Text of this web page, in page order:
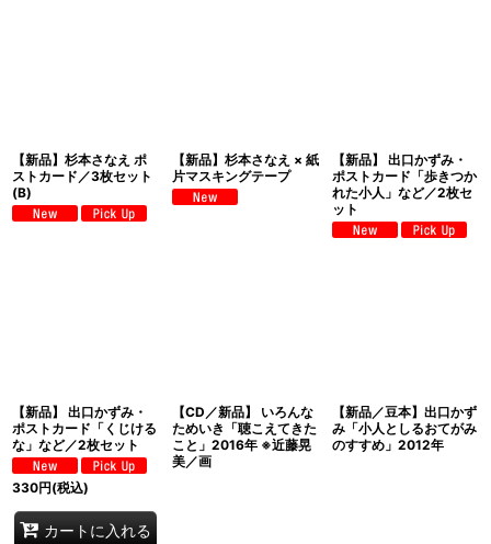
【新品】杉本さなえ ポ
ストカード／3枚セット
(B)
【新品】杉本さなえ × 紙
片マスキングテープ
【新品】 出口かずみ・
ポストカード「歩きつか
れた小人」など／2枚セ
ット
【新品】 出口かずみ・
ポストカード「くじける
な」など／2枚セット
330円(税込)
カートに入れる
【CD／新品】 いろんな
ためいき「聴こえてきた
こと」2016年 ※近藤晃
美／画
【新品／豆本】出口かず
み「小人としるおてがみ
のすすめ」2012年